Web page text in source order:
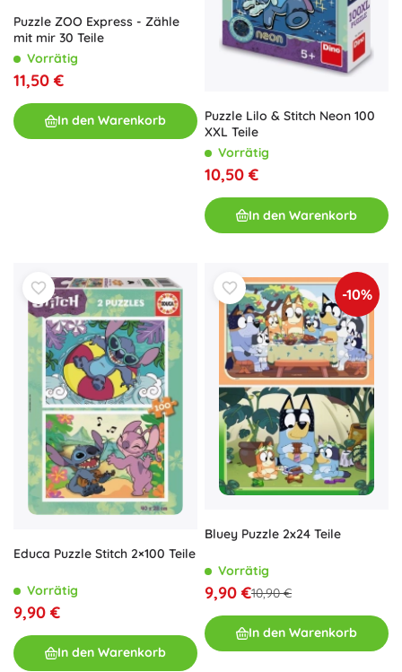
Puzzle ZOO Express - Zähle
mit mir 30 Teile
Vorrätig
11,50 €
In den Warenkorb
Puzzle Lilo & Stitch Neon 100
XXL Teile
Vorrätig
10,50 €
In den Warenkorb
Educa Puzzle Stitch 2×100 Teile
Vorrätig
9,90 €
In den Warenkorb
-10%
Bluey Puzzle 2x24 Teile
Vorrätig
9,90 €10,90 €
In den Warenkorb